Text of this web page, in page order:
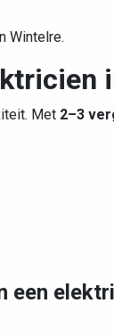
Wintelre.
Met 2–3
een